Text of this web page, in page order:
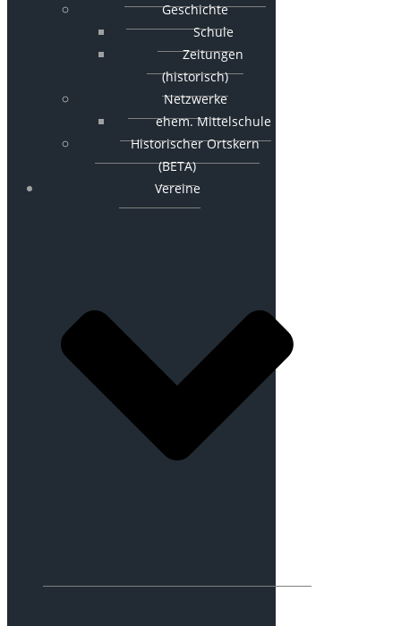
Geschichte
Schule
Zeitungen
(historisch)
Netzwerke
ehem. Mittelschule
Historischer Ortskern
(BETA)
Vereine